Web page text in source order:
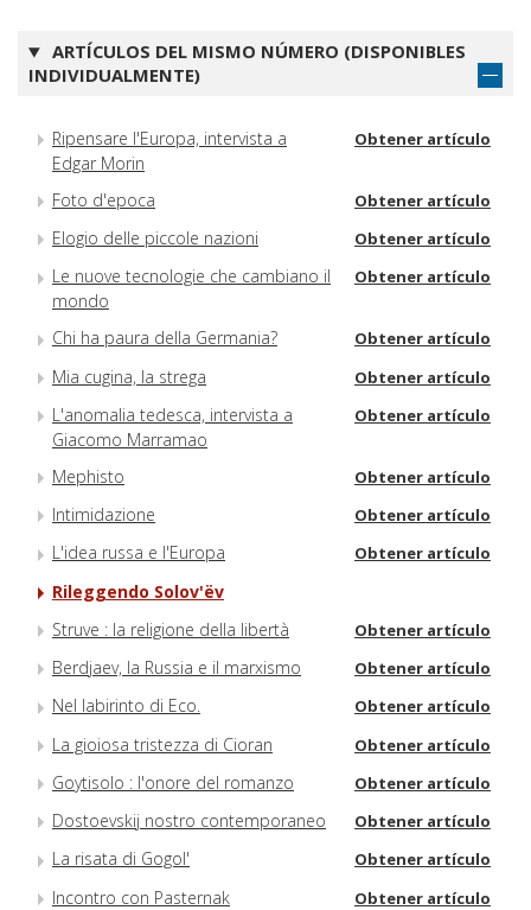
ARTÍCULOS DEL MISMO NÚMERO (DISPONIBLES
INDIVIDUALMENTE)
Ripensare l'Europa, intervista a
Edgar Morin
Obtener artículo
Foto d'epoca Obtener artículo
Elogio delle piccole nazioni Obtener artículo
Le nuove tecnologie che cambiano il
mondo
Obtener artículo
Chi ha paura della Germania? Obtener artículo
Mia cugina, la strega Obtener artículo
L'anomalia tedesca, intervista a
Giacomo Marramao
Obtener artículo
Mephisto Obtener artículo
Intimidazione Obtener artículo
L'idea russa e l'Europa Obtener artículo
Rileggendo Solov'ëv
Struve : la religione della libertà
Obtener artículo
Berdjaev, la Russia e il marxismo Obtener artículo
Nel labirinto di Eco. Obtener artículo
La gioiosa tristezza di Cioran Obtener artículo
Goytisolo : l'onore del romanzo Obtener artículo
Dostoevskij nostro contemporaneo Obtener artículo
La risata di Gogol' Obtener artículo
Incontro con Pasternak Obtener artículo